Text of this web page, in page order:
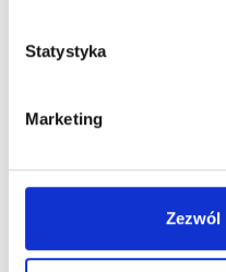
Statystyka
Marketing
Zezwól